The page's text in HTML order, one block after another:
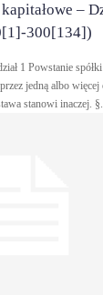
–
300[134])
jedną albo
prawnie dopuszczalnym,